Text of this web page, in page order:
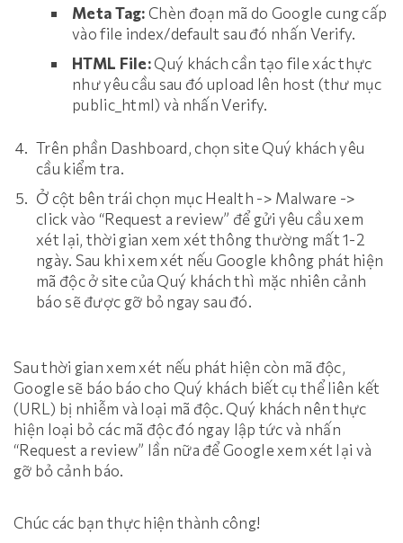
Meta Tag:Chèn đoạn mã do Google cung cấp
vào file index/default sau đó nhấn Verify.
HTML File:Quý khách cần tạo file xác thực
như yêu cầu sau đó upload lên host (thư mục
public_html) và nhấn Verify.
Trên phần Dashboard, chọn site Quý khách yêu
cầu kiểm tra.
Ở cột bên trái chọn mục Health -> Malware ->
click vào “Request a review” để gửi yêu cầu xem
xét lại, thời gian xem xét thông thường mất 1-2
ngày. Sau khi xem xét nếu Google không phát hiện
mã độc ở site của Quý khách thì mặc nhiên cảnh
báo sẽ được gỡ bỏ ngay sau đó.
Sau thời gian xem xét nếu phát hiện còn mã độc,
Google sẽ báo báo cho Quý khách biết cụ thể liên kết
(URL) bị nhiễm và loại mã độc. Quý khách nên thực
hiện loại bỏ các mã độc đó ngay lập tức và nhấn
“Request a review” lần nữa để Google xem xét lại và
gỡ bỏ cảnh báo.
Chúc các bạn thực hiện thành công!